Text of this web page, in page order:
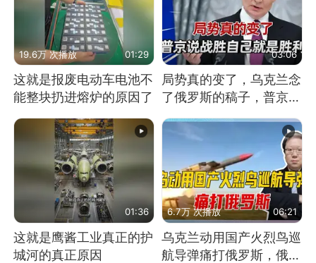
19.6万 次播放 01:29
这就是报废电动车电池不
能整块扔进熔炉的原因了
03:06
局势真的变了，乌克兰念
了俄罗斯的稿子，普京说
01:36
这就是鹰酱工业真正的护
城河的真正原因
6.7万 次播放 06:21
乌克兰动用国产火烈鸟巡
航导弹痛打俄罗斯，俄军